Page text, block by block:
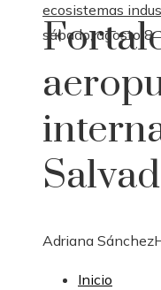
ecosistemas
sábado, agosto 8
Adriana Sánchez
Inicio